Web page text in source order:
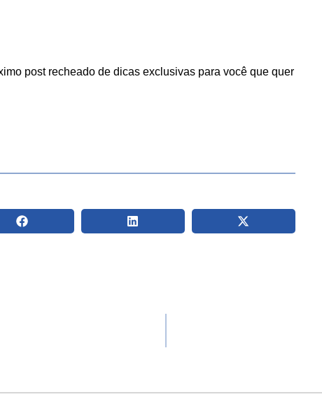
post recheado de dicas exclusivas para você que quer